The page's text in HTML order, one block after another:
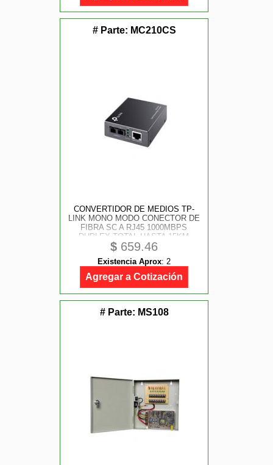
# Parte: MC210CS
CONVERTIDOR DE MEDIOS TP-
LINK MONO MODO CONECTOR DE
FIBRA SC A RJ45 1000MBPS
DUPLEX TOTAL HASTA 15KM
$ 659.46
Existencia Aprox: 2
Agregar a Cotización
# Parte: MS108